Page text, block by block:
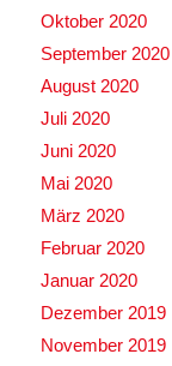
Oktober 2020
September 2020
August 2020
Juli 2020
Juni 2020
Mai 2020
März 2020
Februar 2020
Januar 2020
Dezember 2019
November 2019